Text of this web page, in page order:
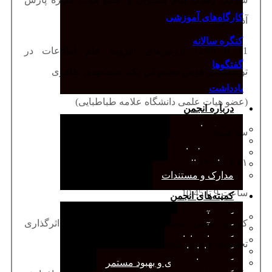
کارگاه‌های آموزشی
کنگره سالانه
گفتگوها
یادداشت
درباره انجمن
معرفی انجمن
صورت‌جلسات
همیاری مالی
مدارک و مستندات
کمیته‌های انجمن
کمیته آرشیو
کمیته آموزش
کمیته انتشارات
کمیته بازاریابی
کمیته برنامه‌ریزی و بهبود مستمر
آذرخش)
11 تا 12:45 ارزش‌های افزوده علم اطلاعات در
توسعه‌های هوش مصنوعی دکتر سیدمهدی طاهری
(عضو هیات علمی دانشگاه علامه طباطبایی)
سه شنبه
۱۴۰۲/۰۶/۲۱
ساعت 9 تا 10:45
کاربرد هوش مصنوعی در رویت‌پذیری و اثرگذاری
تحقیقات و نقش کتابخانه‌های دانشگاهی